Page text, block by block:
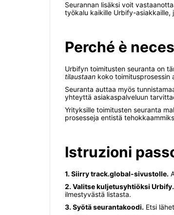
Seurannan lisäksi voit
työkalu kaikille Urbify-asiakkaille,
Perché è
Urbifyn toimitusten seuranta on
tilaustaan koko toimitusprosessin
Seuranta auttaa myös
yhteyttä asiakaspalveluun
Yrityksille toimitusten seuranta
prosesseja entistä
Istruzioni
1. Siirry track.global-sivustolle.
2. Valitse kuljetusyhtiöksi Urbify.
ilmestyvästä listasta.
3. Syötä seurantakoodi. Etsi